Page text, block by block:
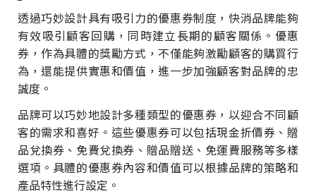
透過巧妙設計具有吸引力的優惠券制度，快消品牌能夠
有效吸引顧客回購，同時建立長期的顧客關係。優惠
券，作為具體的獎勵方式，不僅能夠激勵顧客的購買行
為，還能提供實惠和價值，進一步加強顧客對品牌的忠
誠度。
品牌可以巧妙地設計多種類型的優惠券，以迎合不同顧
客的需求和喜好。這些優惠券可以包括現金折價券、贈
品兌換券、免費兌換券、贈品贈送、免運費服務等多樣
選項。具體的優惠券內容和價值可以根據品牌的策略和
產品特性進行設定。